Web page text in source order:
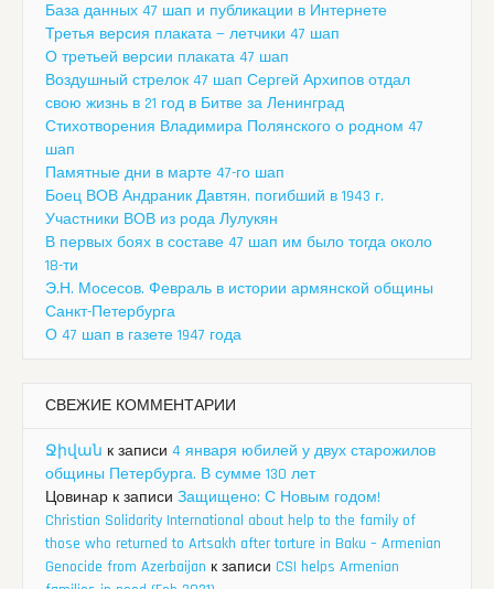
База данных 47 шап и публикации в Интернете
Третья версия плаката — летчики 47 шап
О третьей версии плаката 47 шап
Воздушный стрелок 47 шап Сергей Архипов отдал
свою жизнь в 21 год в Битве за Ленинград
Стихотворения Владимира Полянского о родном 47
шап
Памятные дни в марте 47-го шап
Боец ВОВ Андраник Давтян, погибший в 1943 г.
Участники ВОВ из рода Лулукян
В первых боях в составе 47 шап им было тогда около
18-ти
Э.Н. Мосесов. Февраль в истории армянской общины
Санкт-Петербурга
О 47 шап в газете 1947 года
СВЕЖИЕ КОММЕНТАРИИ
Ջիվան к записи 4 января юбилей у двух старожилов
общины Петербурга. В сумме 130 лет
Цовинар к записи Защищено: С Новым годом!
Christian Solidarity International about help to the family of
those who returned to Artsakh after torture in Baku – Armenian
Genocide from Azerbaijan к записи CSI helps Armenian